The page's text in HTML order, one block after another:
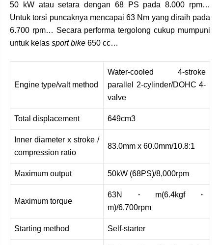
50 kW atau setara dengan 68 PS pada 8.000 rpm…
Untuk torsi puncaknya mencapai 63 Nm yang diraih pada
6.700 rpm… Secara performa tergolong cukup mumpuni
untuk kelas sport bike 650 cc…
Engine type/valt method
Water-cooled 4-stroke
parallel 2-cylinder/DOHC 4-
valve
Total displacement 649cm3
Inner diameter x stroke /
compression ratio
83.0mm x 60.0mm/10.8:1
Maximum output 50kW (68PS)/8,000rpm
Maximum torque
63N・m(6.4kgf・
m)/6,700rpm
Starting method Self-starter